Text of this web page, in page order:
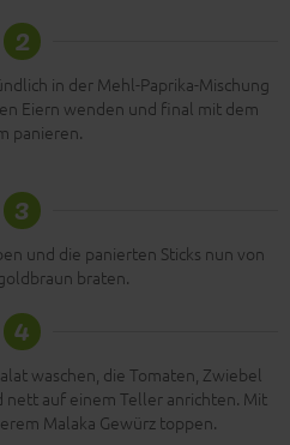
2
in der Mehl-Paprika-Mischung
Eiern wenden und final mit dem
panieren.
3
und die panierten Sticks nun von
braten.
4
waschen, die Tomaten, Zwiebel
nett auf einem Teller anrichten. Mit
Malaka Gewürz toppen.